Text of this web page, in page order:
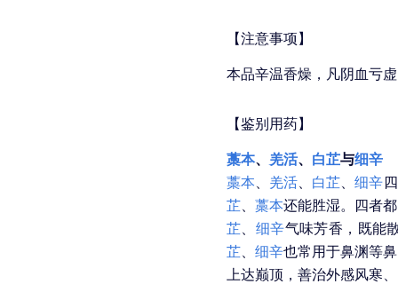
【注意事项】
本品辛温香燥，凡阴血亏
【鉴别用药】
藁本、 羌活、 白芷与细辛
藁本
羌活 白芷 、细辛
芷 、藁本还能胜湿。四者
芷
细辛气味芳香，既能
芷 、细辛也常用于鼻渊等
上达巅顶，善治外感风寒